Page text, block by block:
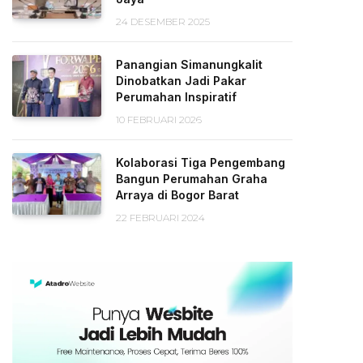
24 DESEMBER 2025
Panangian Simanungkalit
Dinobatkan Jadi Pakar
Perumahan Inspiratif
10 FEBRUARI 2026
Kolaborasi Tiga Pengembang
Bangun Perumahan Graha
Arraya di Bogor Barat
22 FEBRUARI 2024